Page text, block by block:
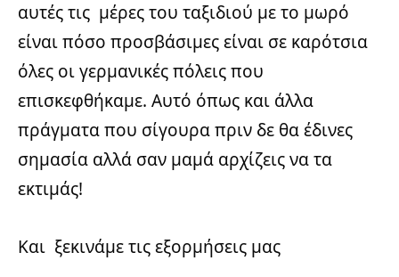
αυτές τις μέρες του ταξιδιού με το μωρό
είναι πόσο προσβάσιμες είναι σε καρότσια
όλες οι γερμανικές πόλεις που
επισκεφθήκαμε. Αυτό όπως και άλλα
πράγματα που σίγουρα πριν δε θα έδινες
σημασία αλλά σαν μαμά αρχίζεις να τα
εκτιμάς!
Και ξεκινάμε τις εξορμήσεις μας